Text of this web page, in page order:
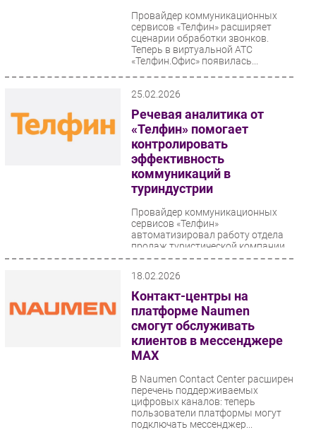
Провайдер коммуникационных
сервисов «Телфин» расширяет
сценарии обработки звонков.
Теперь в виртуальной АТС
«Телфин.Офис» появилась...
25.02.2026
Речевая аналитика от
«Телфин» помогает
контролировать
эффективность
коммуникаций в
туриндустрии
Провайдер коммуникационных
сервисов «Телфин»
автоматизировал работу отдела
продаж туристической компании
«Прогулки». Теперь с помощью...
18.02.2026
Контакт-центры на
платформе Naumen
смогут обслуживать
клиентов в мессенджере
MAX
В Naumen Contact Center расширен
перечень поддерживаемых
цифровых каналов: теперь
пользователи платформы могут
подключать мессенджер...